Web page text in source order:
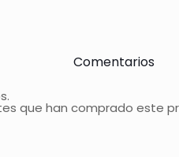
Comentarios
que han comprado este